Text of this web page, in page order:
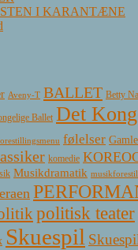
I KARANTÆNE
Aveny-T BALLET Betty
Ballet Det
følelser
komedie
Musikdramatik
politisk teater
Skuespil